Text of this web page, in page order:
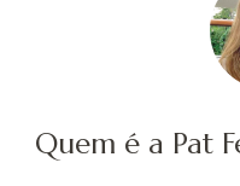
Quem é a Pat